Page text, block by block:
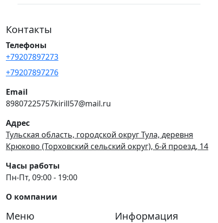
Контакты
Телефоны
+79207897273
+79207897276
Email
89807225757kirill57@mail.ru
Адрес
Тульская область, городской округ Тула, деревня
Крюково (Торховский сельский округ), 6-й проезд, 14
Часы работы
Пн-Пт, 09:00 - 19:00
О компании
Меню Информация